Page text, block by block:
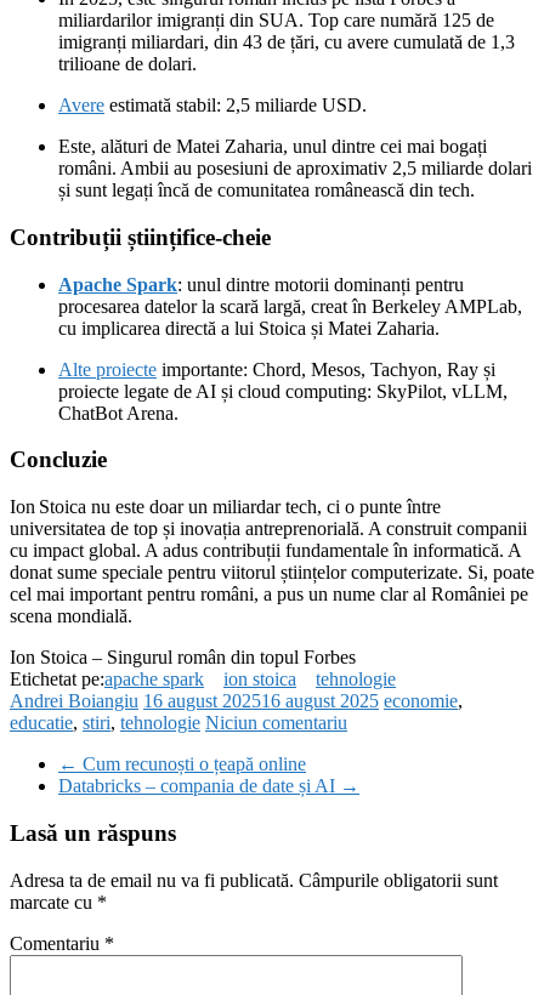
miliardarilor imigranți din SUA. Top care numără 125 de
imigranți miliardari, din 43 de țări, cu avere cumulată de 1,3
trilioane de dolari.
Avere estimată stabil: 2,5 miliarde USD.
Este, alături de Matei Zaharia, unul dintre cei mai bogați
români. Ambii au posesiuni de aproximativ 2,5 miliarde dolari
și sunt legați încă de comunitatea românească din tech.
Contribuții științifice-cheie
Apache Spark: unul dintre motorii dominanți pentru
procesarea datelor la scară largă, creat în Berkeley AMPLab,
cu implicarea directă a lui Stoica și Matei Zaharia.
Alte proiecte importante: Chord, Mesos, Tachyon, Ray și
proiecte legate de AI și cloud computing: SkyPilot, vLLM,
ChatBot Arena.
Concluzie
Ion Stoica nu este doar un miliardar tech, ci o punte între
universitatea de top și inovația antreprenorială. A construit companii
cu impact global. A adus contribuții fundamentale în informatică. A
donat sume speciale pentru viitorul științelor computerizate. Si, poate
cel mai important pentru români, a pus un nume clar al României pe
scena mondială.
Ion Stoica – Singurul român din topul Forbes
Etichetat pe:apache spark ion stoica
tehnologie
Andrei Boiangiu 16 august 202516 august 2025 economie,
educatie, stiri, tehnologie Niciun comentariu
← Cum recunoști o țeapă online
Databricks – compania de date și AI →
Lasă un răspuns
Adresa ta de email nu va fi publicată. Câmpurile obligatorii sunt
marcate cu *
Comentariu *